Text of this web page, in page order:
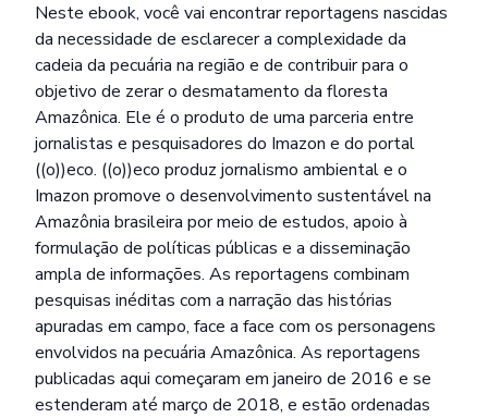
Neste ebook, você vai encontrar reportagens nascidas
da necessidade de esclarecer a complexidade da
cadeia da pecuária na região e de contribuir para o
objetivo de zerar o desmatamento da floresta
Amazônica. Ele é o produto de uma parceria entre
jornalistas e pesquisadores do Imazon e do portal
((o))eco. ((o))eco produz jornalismo ambiental e o
Imazon promove o desenvolvimento sustentável na
Amazônia brasileira por meio de estudos, apoio à
formulação de políticas públicas e a disseminação
ampla de informações. As reportagens combinam
pesquisas inéditas com a narração das histórias
apuradas em campo, face a face com os personagens
envolvidos na pecuária Amazônica. As reportagens
publicadas aqui começaram em janeiro de 2016 e se
estenderam até março de 2018, e estão ordenadas